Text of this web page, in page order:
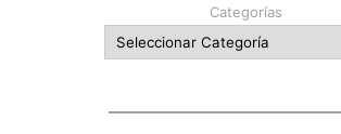
Categorías